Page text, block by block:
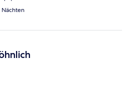
Nächten